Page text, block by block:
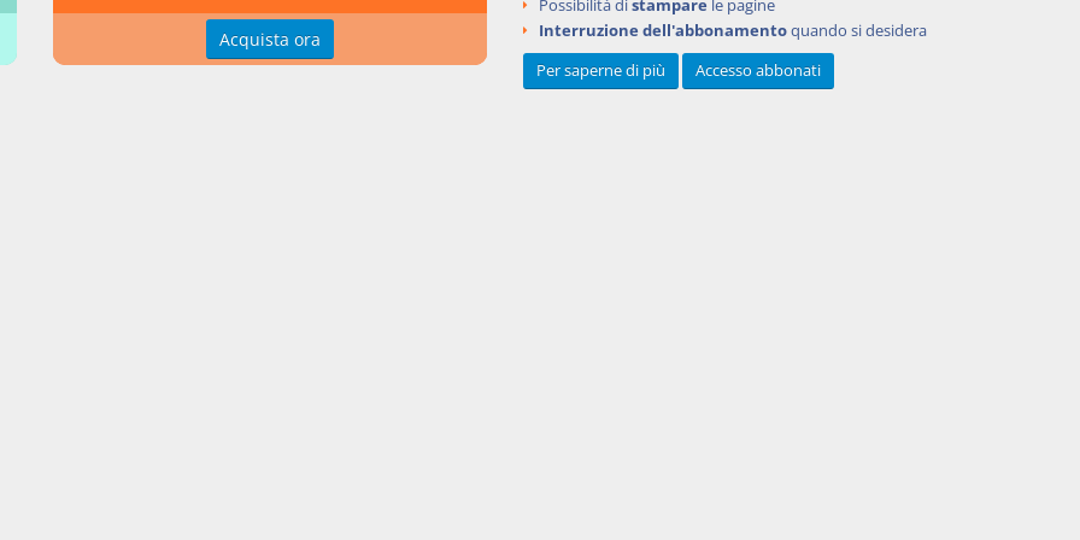
Vendita di beni immobili
Prescrizione estintiva
Casistica (azioni e diritti che sono
Prescrizione nel contratto di compravendita
Acquista ora
Possibilità distampare le pagine
Interruzione dell'abbonamentoquando si desidera
Per saperne di più
Accesso abbonati